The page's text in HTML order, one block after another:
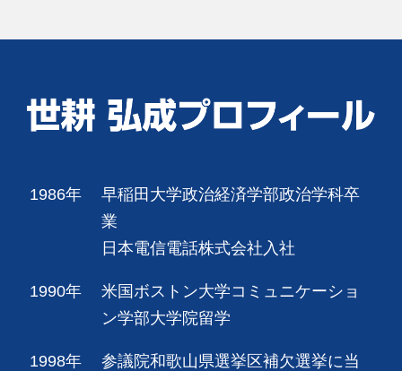
1986年
早稲田大学政治経済学部政治学科卒
業
日本電信電話株式会社入社
1990年
米国ボストン大学コミュニケーショ
ン学部大学院留学
1998年
参議院和歌山県選挙区補欠選挙に当